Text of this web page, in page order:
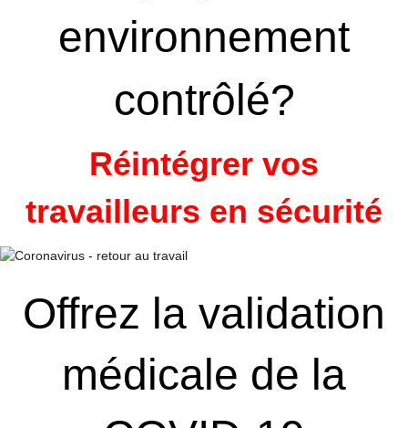
environnement
contrôlé?
Réintégrer vos
travailleurs en sécurité
Offrez la validation
médicale de la